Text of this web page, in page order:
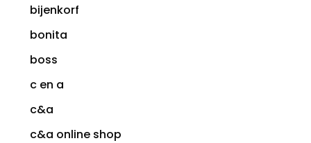
bijenkorf
bonita
boss
c en a
c&a
c&a online shop